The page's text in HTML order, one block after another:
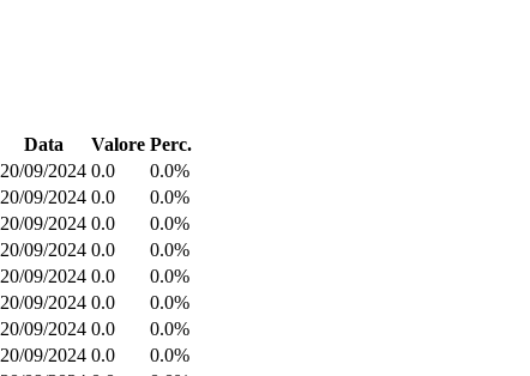
Data Valore Perc.
20/09/2024 0.0
0.0%
20/09/2024 0.0
0.0%
20/09/2024 0.0
0.0%
20/09/2024 0.0
0.0%
20/09/2024 0.0
0.0%
20/09/2024 0.0
0.0%
20/09/2024 0.0
0.0%
20/09/2024 0.0
0.0%